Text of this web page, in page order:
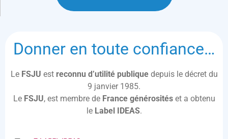
Donner en toute confiance…
Le FSJU est reconnu d’utilité publique depuis le décret du
9 janvier 1985.
Le FSJU, est membre de France générositéset a obtenu
le Label IDEAS.